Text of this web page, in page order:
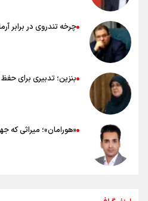
چرخه تندروی در برابر
بنزین؛ تدبیری برای
«هورامان»؛ میراثی که